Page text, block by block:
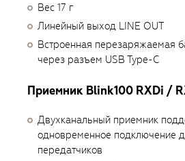
Вес 17 г
Линейный выход LINE OUT
Встроенная перезаряжаемая
через разъем USB Type-C
Приемник Blink100 RXDi /
Двухканальный приемник
одновременное подключение
передатчиков